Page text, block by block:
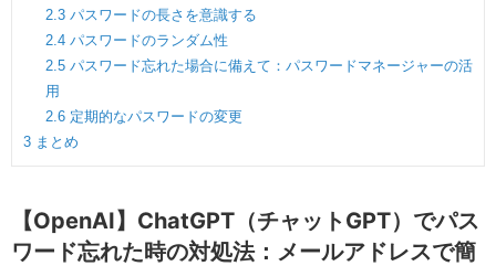
2.3パスワードの長さを意識する
2.4パスワードのランダム性
2.5パスワード忘れた場合に備えて：パスワードマネージャーの活
用
2.6定期的なパスワードの変更
3 まとめ
【OpenAI】ChatGPT（チャットGPT）でパス
ワード忘れた時の対処法：メールアドレスで簡